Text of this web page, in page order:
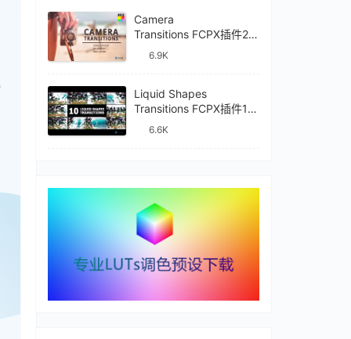
Camera
Transitions FCPX插件27
种摄像机镜头动画转场过
6.9K
Liquid Shapes
Transitions FCPX插件10
种卡通流体图形动画转场
6.6K